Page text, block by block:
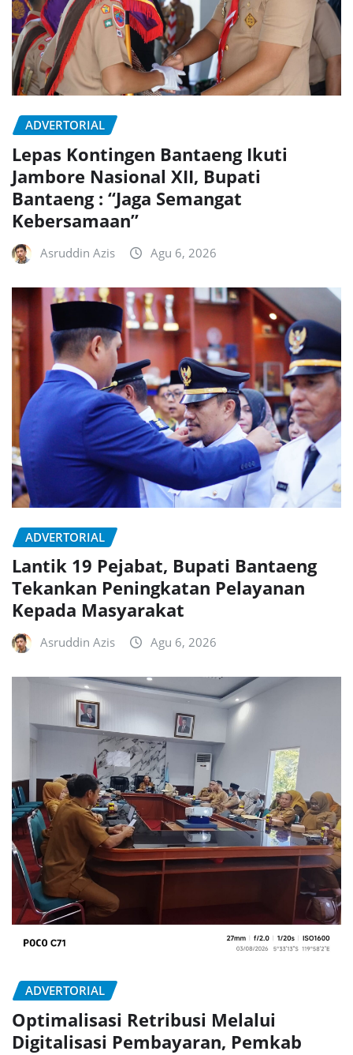
ADVERTORIAL
Lepas Kontingen Bantaeng Ikuti
Jambore Nasional XII, Bupati
Bantaeng : “Jaga Semangat
Kebersamaan”
Asruddin Azis Agu 6, 2026
ADVERTORIAL
Lantik 19 Pejabat, Bupati Bantaeng
Tekankan Peningkatan Pelayanan
Kepada Masyarakat
Asruddin Azis Agu 6, 2026
ADVERTORIAL
Optimalisasi Retribusi Melalui
Digitalisasi Pembayaran, Pemkab